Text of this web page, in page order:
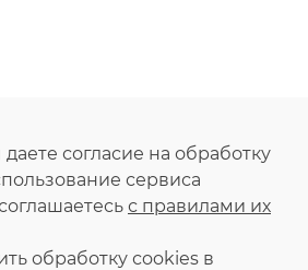
согласие на обработку
сервиса
с правилами их
обработку сookies в